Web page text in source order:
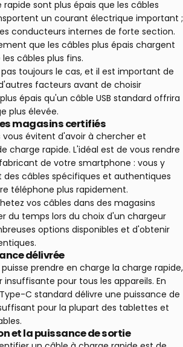
rapide sont plus épais que les câbles
un courant électrique important ;
conducteurs internes de forte section.
que les câbles plus épais chargent
câbles plus fins.
toujours le cas, et il est important de
facteurs avant de choisir
épais qu'un câble USB standard offrira
plus élevée.
magasins certifiés
vous évitent d'avoir à chercher et
charge rapide. L'idéal est de vous rendre
de votre smartphone : vous y
câbles spécifiques et authentiques
téléphone plus rapidement.
vos câbles dans des magasins
du temps lors du choix d'un chargeur
options disponibles et d'obtenir
délivrée
puisse prendre en charge la charge rapide,
pour tous les appareils. En
C standard délivre une puissance de
pour la plupart des tablettes et
et la puissance de sortie